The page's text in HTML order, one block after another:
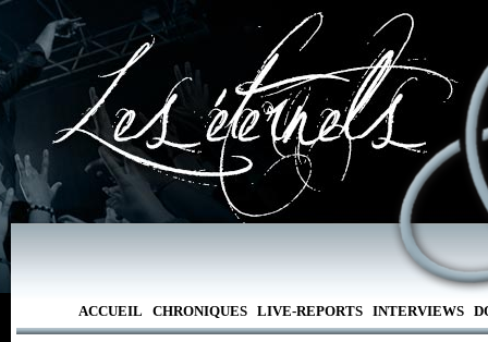
ACCUEIL CHRONIQUES LIVE-REPORTS INTERVIEWS